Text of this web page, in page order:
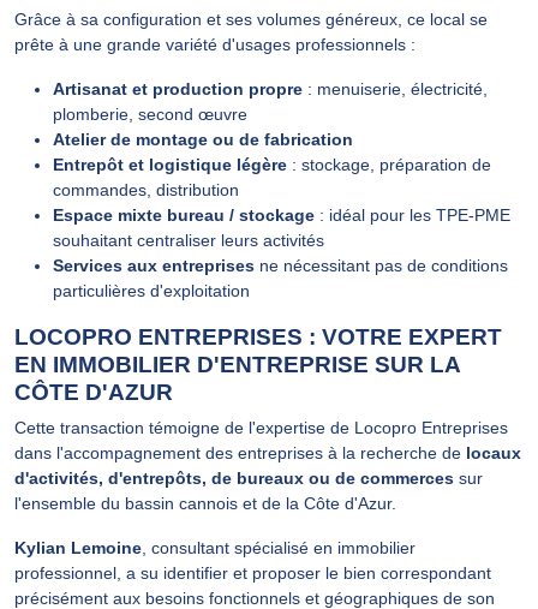
Grâce à sa configuration et ses volumes généreux, ce local se
prête à une grande variété d'usages professionnels :
Artisanat et production propre : menuiserie, électricité,
plomberie, second œuvre
Atelier de montage ou de fabrication
Entrepôt et logistique légère : stockage, préparation de
commandes, distribution
Espace mixte bureau / stockage : idéal pour les TPE-PME
souhaitant centraliser leurs activités
Services aux entreprises ne nécessitant pas de conditions
particulières d'exploitation
LOCOPRO ENTREPRISES : VOTRE EXPERT
EN IMMOBILIER D'ENTREPRISE SUR LA
CÔTE D'AZUR
Cette transaction témoigne de l'expertise de Locopro Entreprises
dans l'accompagnement des entreprises à la recherche de locaux
d'activités, d'entrepôts, de bureaux ou de commerces sur
l'ensemble du bassin cannois et de la Côte d'Azur.
Kylian Lemoine , consultant spécialisé en immobilier
professionnel, a su identifier et proposer le bien correspondant
précisément aux besoins fonctionnels et géographiques de son